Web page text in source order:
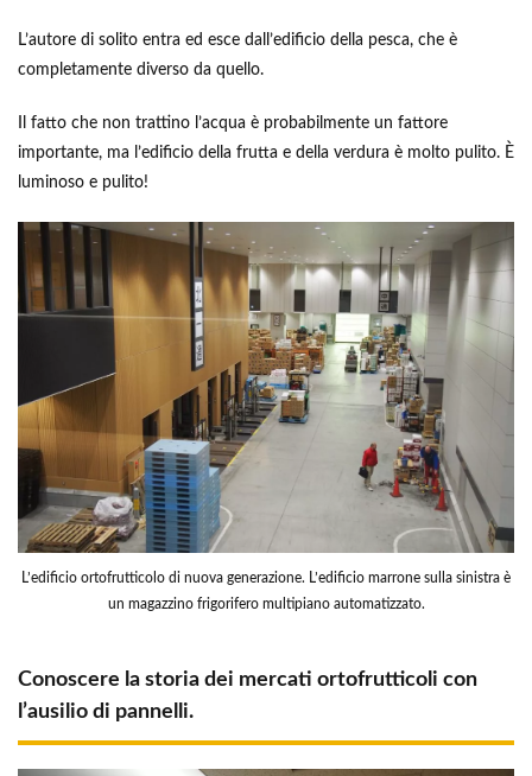
L’autore di solito entra ed esce dall’edificio della pesca, che è
completamente diverso da quello.
Il fatto che non trattino l’acqua è probabilmente un fattore
importante, ma l’edificio della frutta e della verdura è molto pulito. È
luminoso e pulito!
L’edificio ortofrutticolo di nuova generazione. L’edificio marrone sulla sinistra è
un magazzino frigorifero multipiano automatizzato.
Conoscere la storia dei mercati ortofrutticoli con
l’ausilio di pannelli.